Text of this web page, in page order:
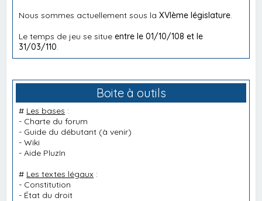
Nous sommes actuellement sous laXVIème législature
Le temps de jeu se situeentre le 01/10/108 et le
31/03/110
Boite à outils
# Les bases :
- Charte du forum
- Guide du débutant (à venir)
-Wiki
-Aide PluzIn
# Les textes légaux :
- Constitution
- État du droit